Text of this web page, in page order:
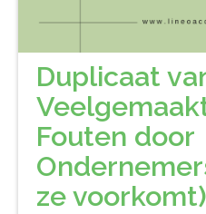
Duplicaat
Fouten door
ze voorkomt)